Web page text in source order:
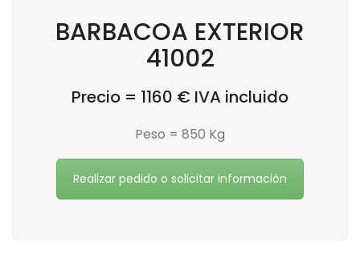
BARBACOA EXTERIOR
41002
Precio = 1160 € IVA incluido
Peso = 850 Kg
Realizar pedido o solicitar información